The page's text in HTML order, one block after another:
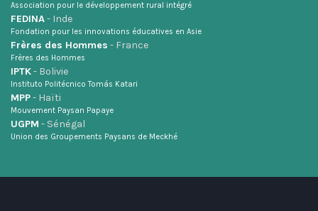
Association pour le développement rural intégré
FEDINA- Inde
Fondation pour les innovations éducatives en Asie
Frères des Hommes - France
Frères des Hommes
IPTK- Bolivie
Instituto Politécnico Tomás Katari
MPP- Haïti
Mouvement Paysan Papaye
UGPM - Sénégal
Union des Groupements Paysans de Meckhé